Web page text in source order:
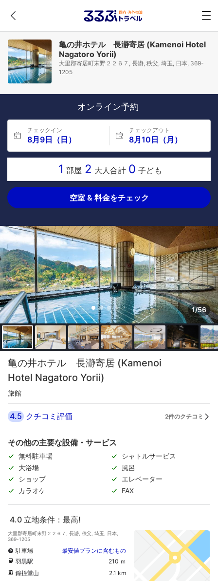
亀の井ホテル 長瀞寄居 (Kamenoi Hotel
Nagatoro Yorii)
大里郡寄居町末野２２６７, 長瀞, 秩父, 埼玉, 日本, 369-
1205
オンライン予約
チェックイン
8月9日（日）
チェックアウト
8月10日（月）
1 部屋 2 大人合計 0 子ども
空室 & 料金をチェック
1/56
亀の井ホテル 長瀞寄居 (Kamenoi
Hotel Nagatoro Yorii)
旅館
4.5 クチコミ評価 2件のクチコミ
その他の主要な設備・サービス
無料駐車場
シャトルサービス
大浴場
風呂
ショップ
エレベーター
カラオケ
FAX
4.0 立地条件：最高!
大里郡寄居町末野２２６７, 長瀞, 秩父, 埼玉, 日本,
369-1205
駐車場
最安値プランに含むもの
羽黒駅
210 ｍ
鐘撞堂山
2.1 km